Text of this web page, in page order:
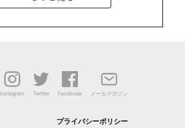
Instagram Twitter Facebook メールマガジン
プライバシーポリシー